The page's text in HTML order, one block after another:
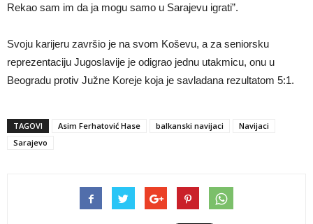
Rekao sam im da ja mogu samo u Sarajevu igrati”.
Svoju karijeru završio je na svom Koševu, a za seniorsku
reprezentaciju Jugoslavije je odigrao jednu utakmicu, onu u
Beogradu protiv Južne Koreje koja je savladana rezultatom 5:1.
TAGOVI Asim Ferhatović Hase balkanski navijaci
Navijaci
Sarajevo